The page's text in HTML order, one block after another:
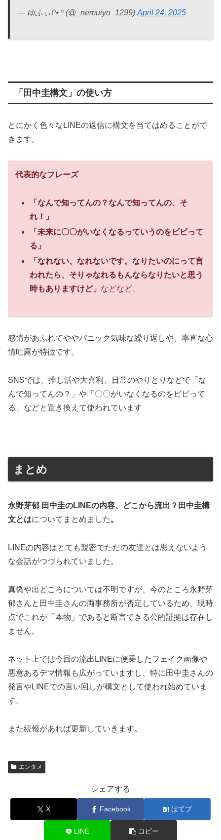
— ゆふぃᡣ⋆꙳ (@_nemuiyo_1299) April 24, 2025
「田中圭構文」の使い方
とにかく色々なLINEの返信に構文を当てはめることがで
きます。
代表的なフレーズ
「なんで知ってんの？なんで知ってんの、そ
れ！」
「未来に〇〇がいなくなるっていうのをビビって
る」
「なれない、なれないです。なりたいのにって言
われたら、そりゃなれるもんならなりたいと思う
時もありますけど」 などなど、
感情があふれてややパニック気味な繰り返しや、率直な心
情吐露が特徴です。
SNSでは、推し活や大喜利、日常のやりとりなどで「な
んで知ってんの？」や「〇〇がいなくなるのをビビって
る」などと置き換えて使われています
まとめ
永野芽郁 田中圭のLINEの内容、どこから流出？田中圭構
文とはについてまとめました。
LINEの内容はとても親密でただの友達とは思えないよう
な会話がつづられていました。
真偽や出どころについては不明ですが、今のところ永野芽
郁さんと田中圭さんの両事務所が否定しているため、現時
点でこれが「本物」であると断言できる公的証拠は存在し
ません。
ネット上では今回の流出LINEに便乗したフェイク画像や
悪意あるデマ情報も広がっていますし、特に田中圭さんの
発言やLINEでの言い回しが構文として使われ始めていま
す。
また続報があれば更新していきます。
エンタメ
シェアする
X Facebook はてブ
LINE コピー